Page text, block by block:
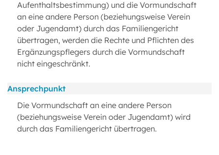
Aufenthaltsbestimmung) und die Vormundschaft
an eine andere Person (beziehungsweise Verein
oder Jugendamt) durch das Familiengericht
übertragen, werden die Rechte und Pflichten des
Ergänzungspflegers durch die Vormundschaft
nicht eingeschränkt.
Ansprechpunkt
Die Vormundschaft an eine andere Person
(beziehungsweise Verein oder Jugendamt) wird
durch das Familiengericht übertragen.